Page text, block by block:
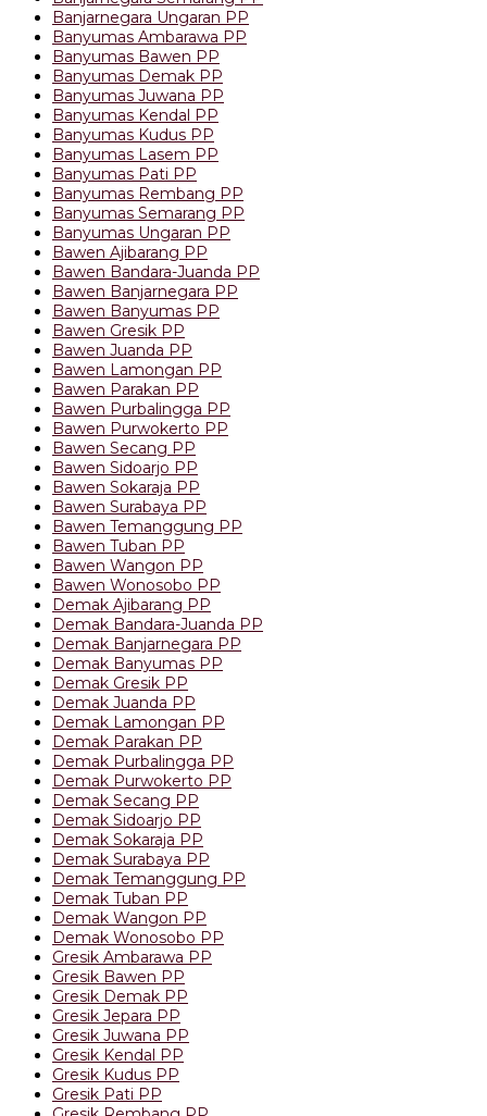
Banjarnegara Ungaran PP
Banyumas Ambarawa PP
Banyumas Bawen PP
Banyumas Demak PP
Banyumas Juwana PP
Banyumas Kendal PP
Banyumas Kudus PP
Banyumas Lasem PP
Banyumas Pati PP
Banyumas Rembang PP
Banyumas Semarang PP
Banyumas Ungaran PP
Bawen Ajibarang PP
Bawen Bandara-Juanda PP
Bawen Banjarnegara PP
Bawen Banyumas PP
Bawen Gresik PP
Bawen Juanda PP
Bawen Lamongan PP
Bawen Parakan PP
Bawen Purbalingga PP
Bawen Purwokerto PP
Bawen Secang PP
Bawen Sidoarjo PP
Bawen Sokaraja PP
Bawen Surabaya PP
Bawen Temanggung PP
Bawen Tuban PP
Bawen Wangon PP
Bawen Wonosobo PP
Demak Ajibarang PP
Demak Bandara-Juanda PP
Demak Banjarnegara PP
Demak Banyumas PP
Demak Gresik PP
Demak Juanda PP
Demak Lamongan PP
Demak Parakan PP
Demak Purbalingga PP
Demak Purwokerto PP
Demak Secang PP
Demak Sidoarjo PP
Demak Sokaraja PP
Demak Surabaya PP
Demak Temanggung PP
Demak Tuban PP
Demak Wangon PP
Demak Wonosobo PP
Gresik Ambarawa PP
Gresik Bawen PP
Gresik Demak PP
Gresik Jepara PP
Gresik Juwana PP
Gresik Kendal PP
Gresik Kudus PP
Gresik Pati PP